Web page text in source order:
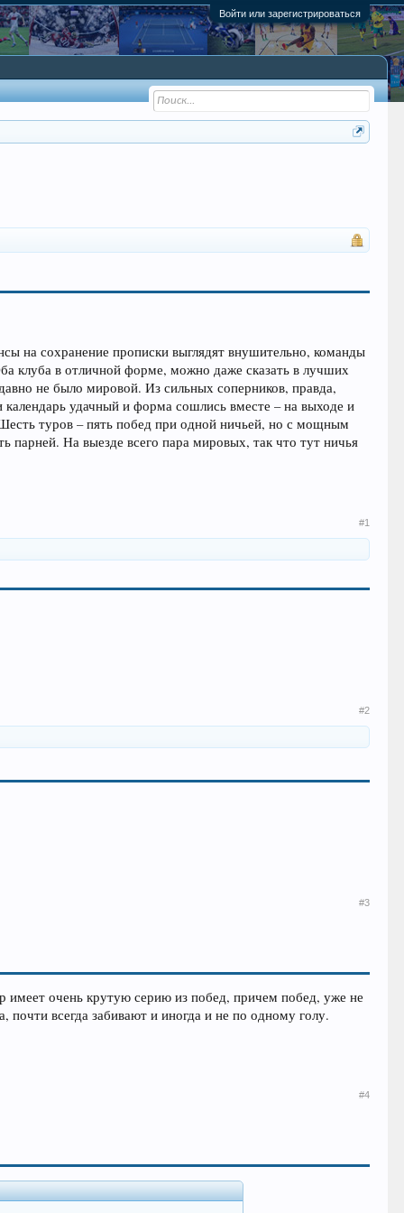
Войти или зарегистрироваться
на сохранение прописки выглядят внушительно, команды
клуба в отличной форме, можно даже сказать в лучших
не было мировой. Из сильных соперников, правда,
календарь удачный и форма сошлись вместе – на выходе и
туров – пять побед при одной ничьей, но с мощным
На выезде всего пара мировых, так что тут ничья
#1
#2
#3
имеет очень крутую серию из побед, причем побед, уже не
всегда забивают и иногда и не по одному голу.
#4